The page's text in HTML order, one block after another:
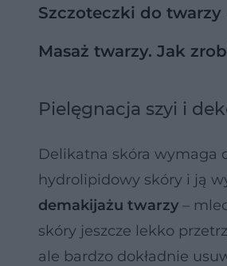
Szczoteczki do
Masaż twarzy. Jak
Pielęgnacja szyi i
Delikatna skóra wymaga
hydrolipidowy skóry i ją
demakijażu twarzy –
skóry jeszcze lekko
ale bardzo dokładnie